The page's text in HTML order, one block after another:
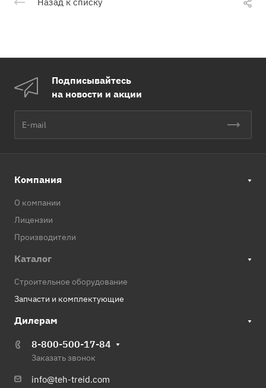
Назад к списку
Подписывайтесь
на новости и акции
Компания
О компании
Лицензии
Производители
Каталог
Строительное оборудование
Запчасти и комплектующие
Дилерам
8-800-500-17-84
Заказать звонок
info@teh-treid.com